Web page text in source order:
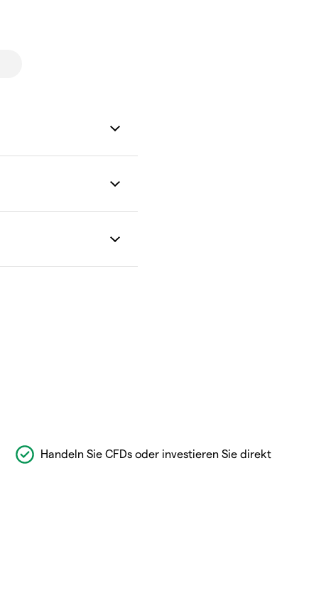
Handeln Sie CFDs oder investieren Sie direkt